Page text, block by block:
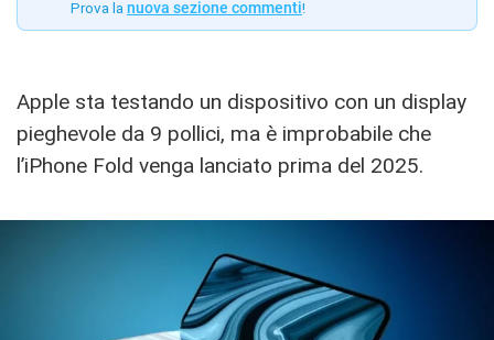
Prova la nuova sezione commenti!
Apple sta testando un dispositivo con un display
pieghevole da 9 pollici, ma è improbabile che
l’iPhone Fold venga lanciato prima del 2025.